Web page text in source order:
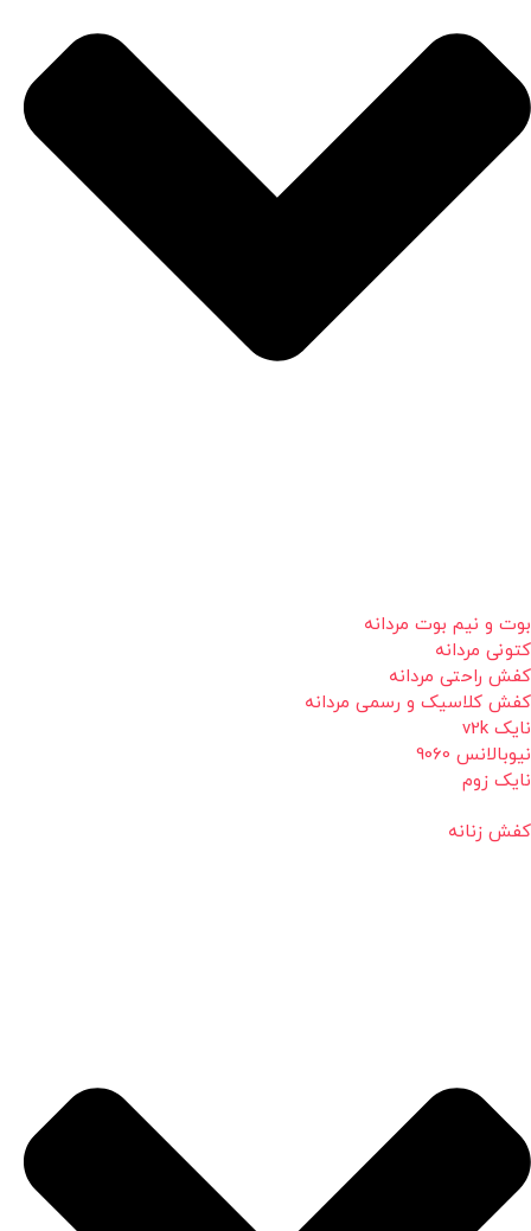
بوت و نیم بوت مردانه
کتونی مردانه
کفش راحتی مردانه
کفش کلاسیک و رسمی مردانه
نایک v2k
نیوبالانس 9060
نایک زوم
کفش زنانه